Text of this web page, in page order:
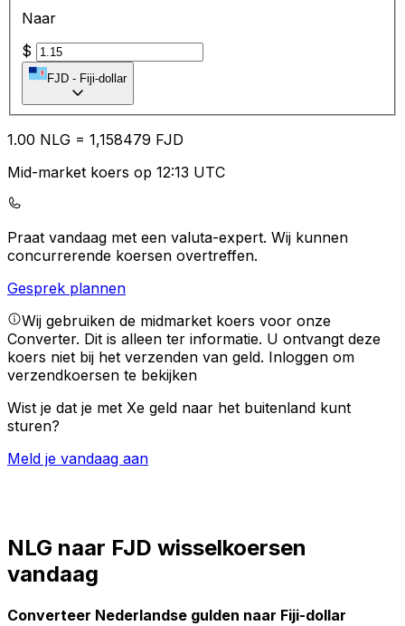
Naar
$
FJD - Fiji-dollar
1.00 NLG = 1,158479 FJD
Mid-market koers op 12:13 UTC
Praat vandaag met een valuta-expert. Wij kunnen
concurrerende koersen overtreffen.
Gesprek plannen
Wij gebruiken de midmarket koers voor onze
Converter. Dit is alleen ter informatie. U ontvangt deze
koers niet bij het verzenden van geld. Inloggen om
verzendkoersen te bekijken
Wist je dat je met Xe geld naar het buitenland kunt
sturen?
Meld je vandaag aan
NLG naar FJD wisselkoersen
vandaag
Converteer Nederlandse gulden naar Fiji-dollar